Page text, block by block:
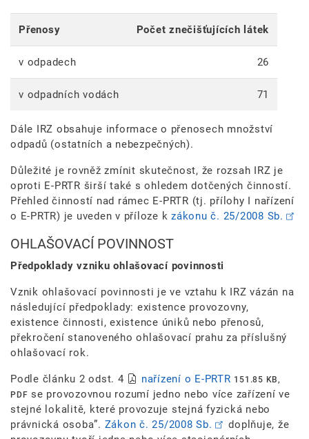
Přenosy Počet znečišťujících látek
v odpadech 26
v odpadních vodách 71
Dále IRZ obsahuje informace o přenosech množství
odpadů (ostatních a nebezpečných).
Důležité je rovněž zmínit skutečnost, že rozsah IRZ je
oproti E-PRTR širší také s ohledem dotčených činností.
Přehled činností nad rámec E-PRTR (tj. přílohy I nařízení
o E-PRTR) je uveden v příloze k zákonu č. 25/2008 Sb.
OHLAŠOVACÍ POVINNOST
Předpoklady vzniku ohlašovací povinnosti
Vznik ohlašovací povinnosti je ve vztahu k IRZ vázán na
následující předpoklady: existence provozovny,
existence činnosti, existence úniků nebo přenosů,
překročení stanoveného ohlašovací prahu za příslušný
ohlašovací rok.
Podle článku 2 odst. 4 nařízení o E-PRTR 151.85 KB,
PDF se provozovnou rozumí jedno nebo více zařízení ve
stejné lokalitě, které provozuje stejná fyzická nebo
právnická osoba”. Zákon č. 25/2008 Sb.
doplňuje, že